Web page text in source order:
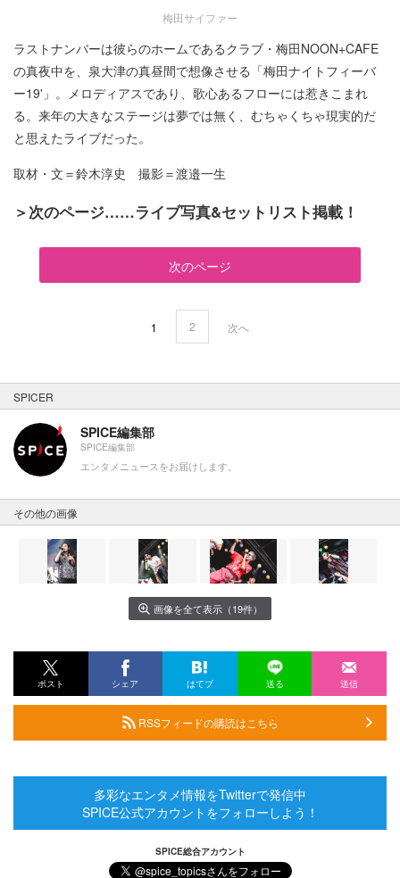
梅田サイファー
ラストナンバーは彼らのホームであるクラブ・梅田NOON+CAFE
の真夜中を、泉大津の真昼間で想像させる「梅田ナイトフィーバ
ー19'」。メロディアスであり、歌心あるフローには惹きこまれ
る。来年の大きなステージは夢では無く、むちゃくちゃ現実的だ
と思えたライブだった。
取材・文＝鈴木淳史 撮影＝渡邉一生
＞次のページ……ライブ写真&セットリスト掲載！
次のページ
1 2 次へ
SPICER
SPICE編集部
SPICE編集部
エンタメニュースをお届けします。
その他の画像
画像を全て表示（19件）
ポスト シェア はてブ 送る 送信
RSSフィードの購読はこちら
多彩なエンタメ情報をTwitterで発信中
SPICE公式アカウントをフォローしよう！
SPICE総合アカウント